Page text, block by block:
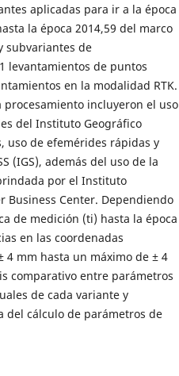
aplicadas para ir a la época
la época 2014,59 del marco
subvariantes de
levantamientos de puntos
en la modalidad RTK.
procesamiento incluyeron el uso
del Instituto Geográfico
uso de efemérides rápidas y
(IGS), además del uso de la
por el Instituto
Business Center. Dependiendo
de medición (ti) hasta la época
en las coordenadas
4 mm hasta un máximo de ± 4
comparativo entre parámetros
de cada variante y
del cálculo de parámetros de